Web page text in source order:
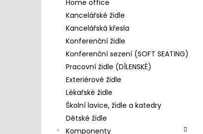
Home office
Kancelářské židle
Kancelářská křesla
Konferenční židle
Konferenční sezení (SOFT SEATING)
Pracovní židle (DÍLENSKÉ)
Exteriérové židle
Lékařské židle
Školní lavice, židle a katedry
Dětské židle
Komponenty